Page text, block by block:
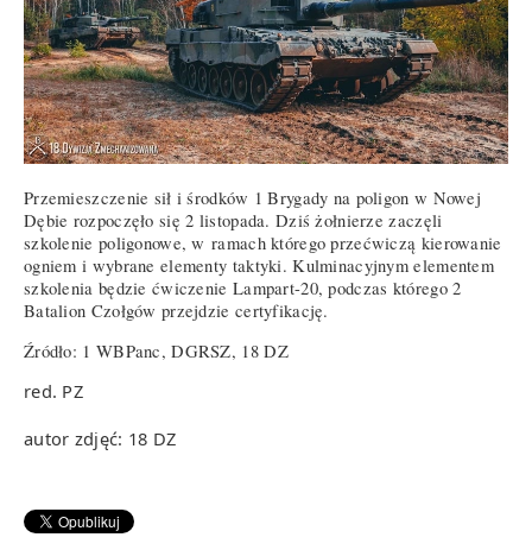
Przemieszczenie sił i środków 1 Brygady na poligon w Nowej
Dębie rozpoczęło się 2 listopada. Dziś żołnierze zaczęli
szkolenie poligonowe, w ramach którego przećwiczą kierowanie
ogniem i wybrane elementy taktyki. Kulminacyjnym elementem
szkolenia będzie ćwiczenie Lampart-20, podczas którego 2
Batalion Czołgów przejdzie certyfikację.
Źródło: 1 WBPanc, DGRSZ, 18 DZ
red. PZ
autor zdjęć: 18 DZ